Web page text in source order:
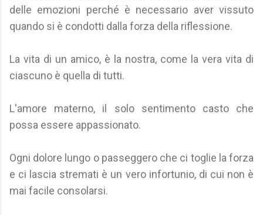
delle emozioni perché è necessario aver vissuto
quando si è condotti dalla forza della riflessione.
La vita di un amico, è la nostra, come la vera vita di
ciascuno è quella di tutti.
L'amore materno, il solo sentimento casto che
possa essere appassionato.
Ogni dolore lungo o passeggero che ci toglie la forza
e ci lascia stremati è un vero infortunio, di cui non è
mai facile consolarsi.